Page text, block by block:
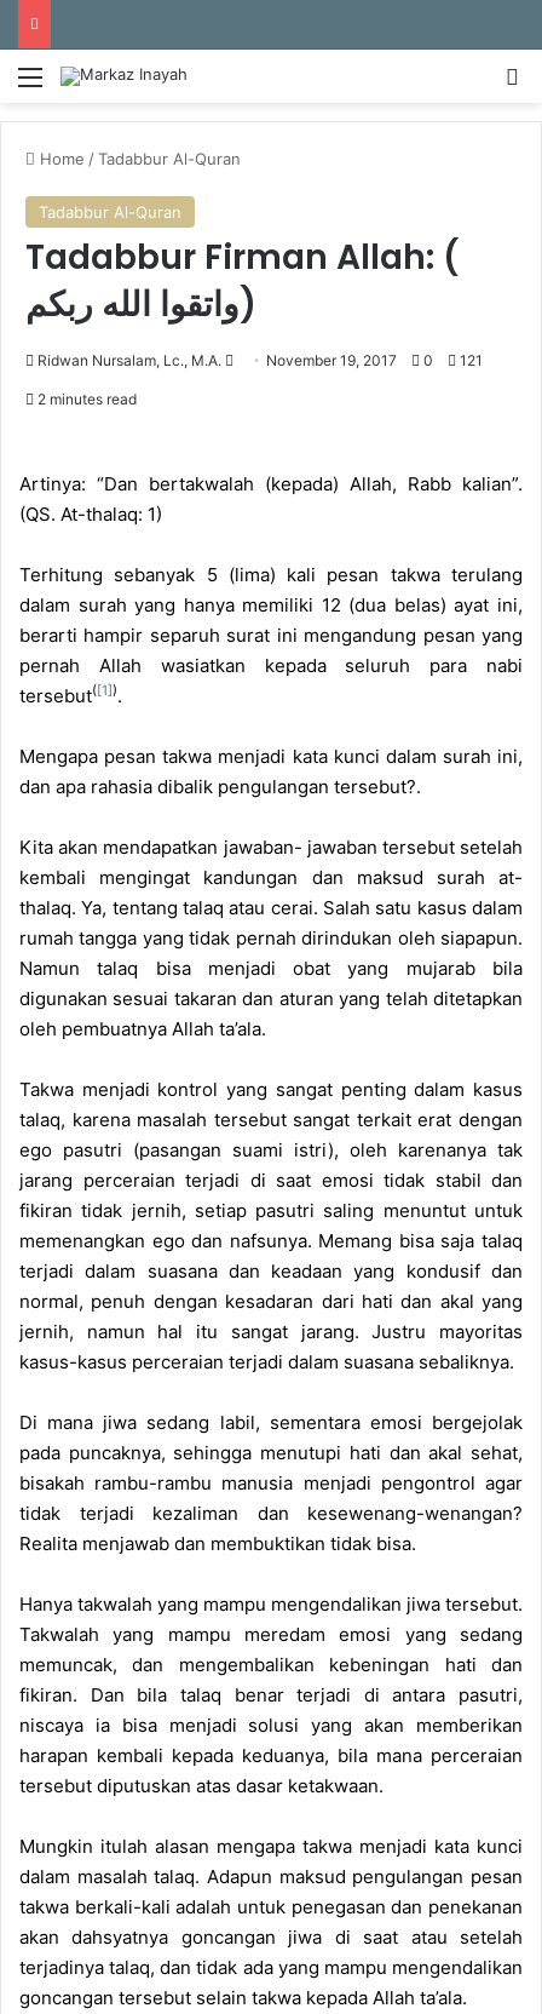
Menu
Home /Tadabbur Al-Quran
Tadabbur Al-Quran
Tadabbur Firman Allah: (
واتقوا الله ربكم)
Ridwan Nursalam, Lc., M.A.
a
m
November 19, 2017 0 121
2 minutes read
Artinya: “Dan bertakwalah (kepada) Allah, Rabb kalian”.
(QS. At-thalaq: 1)
Terhitung sebanyak 5 (lima) kali pesan takwa terulang
dalam surah yang hanya memiliki 12 (dua belas) ayat ini,
berarti hampir separuh surat ini mengandung pesan yang
pernah Allah wasiatkan kepada seluruh para nabi
tersebut([1]).
Mengapa pesan takwa menjadi kata kunci dalam surah ini,
dan apa rahasia dibalik pengulangan tersebut?.
Kita akan mendapatkan jawaban- jawaban tersebut setelah
kembali mengingat kandungan dan maksud surah at-
thalaq. Ya, tentang talaq atau cerai. Salah satu kasus dalam
rumah tangga yang tidak pernah dirindukan oleh siapapun.
Namun talaq bisa menjadi obat yang mujarab bila
digunakan sesuai takaran dan aturan yang telah ditetapkan
oleh pembuatnya Allah ta’ala.
Takwa menjadi kontrol yang sangat penting dalam kasus
talaq, karena masalah tersebut sangat terkait erat dengan
ego pasutri (pasangan suami istri), oleh karenanya tak
jarang perceraian terjadi di saat emosi tidak stabil dan
fikiran tidak jernih, setiap pasutri saling menuntut untuk
memenangkan ego dan nafsunya. Memang bisa saja talaq
terjadi dalam suasana dan keadaan yang kondusif dan
normal, penuh dengan kesadaran dari hati dan akal yang
jernih, namun hal itu sangat jarang. Justru mayoritas
kasus-kasus perceraian terjadi dalam suasana sebaliknya.
Di mana jiwa sedang labil, sementara emosi bergejolak
pada puncaknya, sehingga menutupi hati dan akal sehat,
bisakah rambu-rambu manusia menjadi pengontrol agar
tidak terjadi kezaliman dan kesewenang-wenangan?
Realita menjawab dan membuktikan tidak bisa.
Hanya takwalah yang mampu mengendalikan jiwa tersebut.
Takwalah yang mampu meredam emosi yang sedang
memuncak, dan mengembalikan kebeningan hati dan
fikiran. Dan bila talaq benar terjadi di antara pasutri,
niscaya ia bisa menjadi solusi yang akan memberikan
harapan kembali kepada keduanya, bila mana perceraian
tersebut diputuskan atas dasar ketakwaan.
Mungkin itulah alasan mengapa takwa menjadi kata kunci
dalam masalah talaq. Adapun maksud pengulangan pesan
takwa berkali-kali adalah untuk penegasan dan penekanan
akan dahsyatnya goncangan jiwa di saat atau setelah
terjadinya talaq, dan tidak ada yang mampu mengendalikan
goncangan tersebut selain takwa kepada Allah ta’ala.